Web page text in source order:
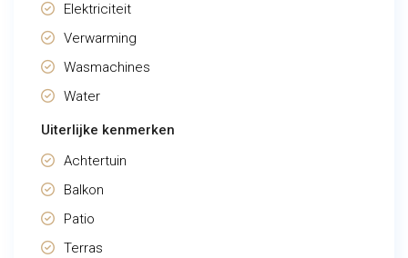
Elektriciteit
Verwarming
Wasmachines
Water
Uiterlijke kenmerken
Achtertuin
Balkon
Patio
Terras